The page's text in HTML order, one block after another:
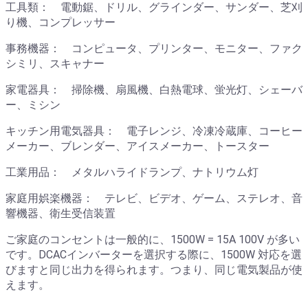
工具類： 電動鋸、ドリル、グラインダー、サンダー、芝刈
り機、コンプレッサー
事務機器： コンピュータ、プリンター、モニター、ファク
シミリ、スキャナー
家電器具： 掃除機、扇風機、白熱電球、蛍光灯、シェーバ
ー、ミシン
キッチン用電気器具： 電子レンジ、冷凍冷蔵庫、コーヒー
メーカー、ブレンダー、アイスメーカー、トースター
工業用品： メタルハライドランプ、ナトリウム灯
家庭用娯楽機器： テレビ、ビデオ、ゲーム、ステレオ、音
響機器、衛生受信装置
ご家庭のコンセントは一般的に、1500W = 15A 100V が多い
です。DCACインバーターを選択する際に、1500W 対応を選
びますと同じ出力を得られます。つまり、同じ電気製品が使
えます。